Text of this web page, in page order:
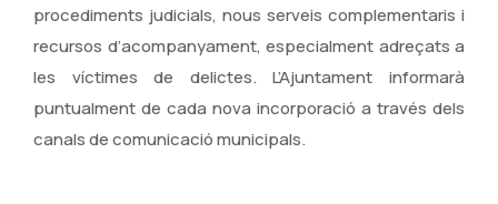
procediments judicials, nous serveis complementaris i
recursos d’acompanyament, especialment adreçats a
les víctimes de delictes. L’Ajuntament informarà
puntualment de cada nova incorporació a través dels
canals de comunicació municipals.